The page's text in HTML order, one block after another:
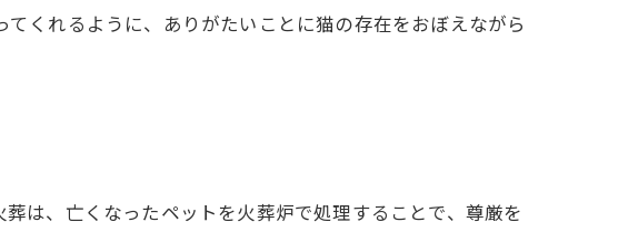
くれるように、ありがたいことに猫の存在をおぼえながら
は、亡くなったペットを火葬炉で処理することで、尊厳を